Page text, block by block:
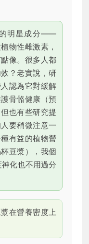
明星成分——
物性雌激素，
像。很多人都
？老實說，研
認為它對緩解
骨骼健康（預
也有些研究提
要稍微注意一
有益的植物營
豆漿），我個
化也不用過分
在營養密度上